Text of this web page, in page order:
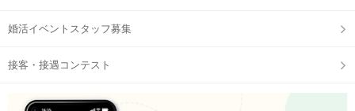
婚活イベントスタッフ募集
接客・接遇コンテスト